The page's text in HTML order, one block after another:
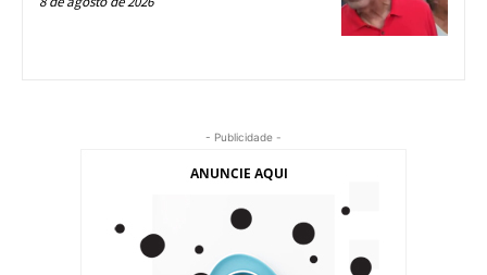
- Publicidade -